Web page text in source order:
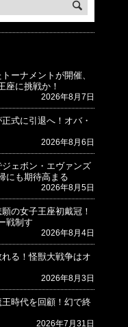
ーナメントが開催、
座に挑戦か！
2026年8月7日
式に引退へ！オバ・
2026年8月6日
ジェボン・エヴァンズ
にも期待高まる
2026年8月5日
の女子王座初戴冠！
戦制す
2026年8月4日
れる！怪獣大戦争はオ
2026年8月3日
王時代を回顧！幻で終
2026年7月31日
新情報 USA～